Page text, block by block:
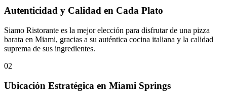
Autenticidad y Calidad en Cada Plato
Siamo Ristorante es la mejor elección para disfrutar de una pizza
barata en Miami, gracias a su auténtica cocina italiana y la calidad
suprema de sus ingredientes.
02
Ubicación Estratégica en Miami Springs